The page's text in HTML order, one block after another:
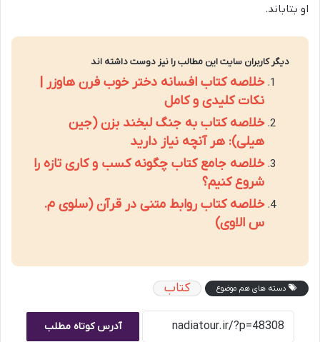
او بتاباند.
دیگر کاربران سایت این مطالب را نیز دوست داشته اند
خلاصه کتاب افسانه دختر خوب فرن هاوزر |
نکات کلیدی و کامل
خلاصه کتاب به جنگ لبخند بزن (جین
هیلی): هر آنچه نیاز دارید
خلاصه جامع کتاب چگونه کسب و کاری تازه را
شروع کنیم؟
خلاصه کتاب روابط متنی در قرآن (سلوی م.
س الاوی)
دسته های هم موضوع کتاب
آدرس کوتاه مطلب